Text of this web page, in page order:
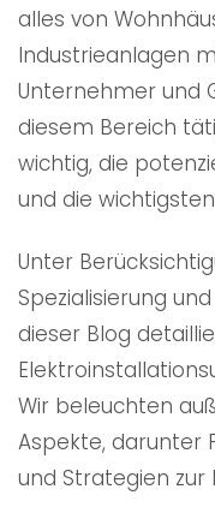
alles von
Industrieanlagen
Unternehmer und
diesem Bereich
wichtig, die
und die
Unter
Spezialisierung
dieser Blog
Wir beleuchten
Aspekte, darunter
und Strategien zur